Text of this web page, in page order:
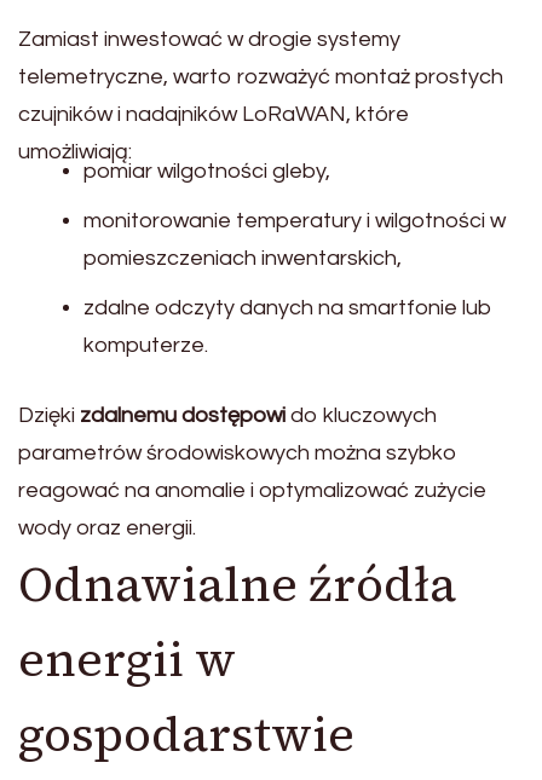
Zamiast inwestować w drogie systemy
telemetryczne, warto rozważyć montaż prostych
czujników i nadajników LoRaWAN, które
umożliwiają:
pomiar wilgotności gleby,
monitorowanie temperatury i wilgotności w
pomieszczeniach inwentarskich,
zdalne odczyty danych na smartfonie lub
komputerze.
Dzięki zdalnemu dostępowi do kluczowych
parametrów środowiskowych można szybko
reagować na anomalie i optymalizować zużycie
wody oraz energii.
Odnawialne źródła
energii w
gospodarstwie